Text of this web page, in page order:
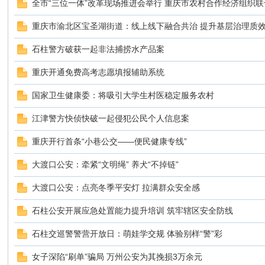
uz!
全市“三位一体”改革现场推进会举行 重庆市农村合作经济组织
重庆市渝北区宝圣湖街道：线上线下融合共治 提升基层治理质效
石柱警方破获一起非法捕捞水产品案
重庆开通免费高考志愿填报辅助系统
国家卫生健康委：将吸引大学生村医稳定服务农村
江津警方快侦快破一起侵犯公民个人信息案
重庆开行首条“小巷公交——便民健康专线”
大渡口公安：牵紧“文明绳” 养犬“不掉链”
大渡口公安：点亮冬季平安灯 拉满群众安全感
石柱公安开展应急处置能力提升培训 筑牢辖区安全防线
石柱交巡警警营开放日：萌娃学交规 体验别样“警”彩
女子深陷“刷单”骗局 万州公安为其挽损3万余元